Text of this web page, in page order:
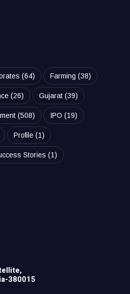
(64) Farming (38)
(26) Gujarat (39)
(508) IPO (19)
Profile (1)
Stories (1)
380015